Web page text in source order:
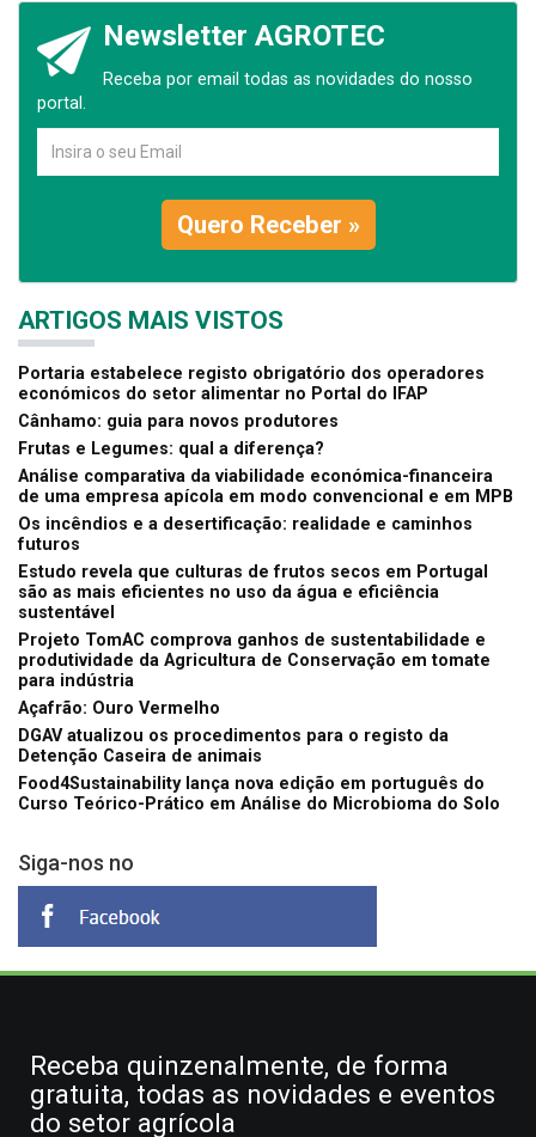
Newsletter AGROTEC
Receba por email todas as novidades do nosso
portal.
Quero Receber »
ARTIGOS MAIS VISTOS
Portaria estabelece registo obrigatório dos operadores
económicos do setor alimentar no Portal do IFAP
Cânhamo: guia para novos produtores
Frutas e Legumes: qual a diferença?
Análise comparativa da viabilidade económica-financeira
de uma empresa apícola em modo convencional e em MPB
Os incêndios e a desertificação: realidade e caminhos
futuros
Estudo revela que culturas de frutos secos em Portugal
são as mais eficientes no uso da água e eficiência
sustentável
Projeto TomAC comprova ganhos de sustentabilidade e
produtividade da Agricultura de Conservação em tomate
para indústria
Açafrão: Ouro Vermelho
DGAV atualizou os procedimentos para o registo da
Detenção Caseira de animais
Food4Sustainability lança nova edição em português do
Curso Teórico-Prático em Análise do Microbioma do Solo
Siga-nos no
Receba quinzenalmente, de forma
gratuita, todas as novidades e eventos
do setor agrícola